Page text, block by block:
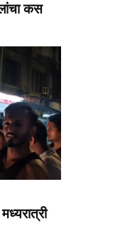
कस
मध्यरात्री